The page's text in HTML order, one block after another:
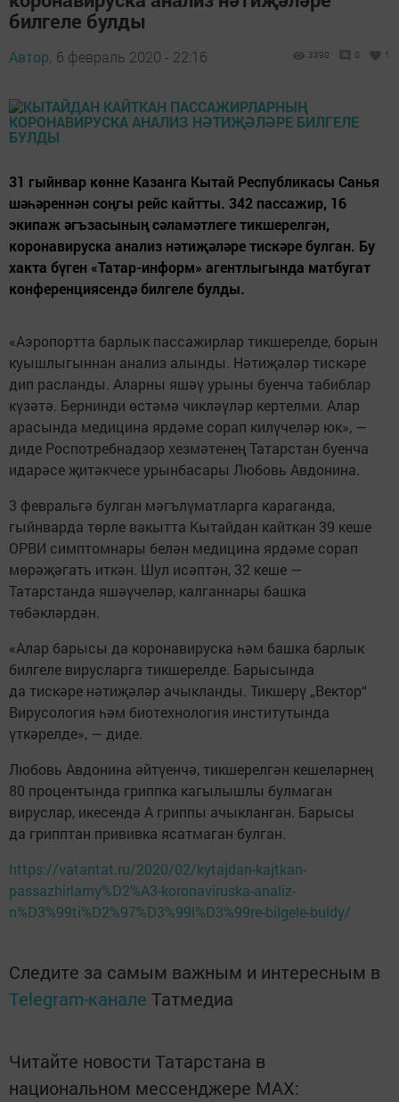
билгеле булды
Автор, 6 февраль 2020 - 22:16 3390 0 1
31 гыйнвар көнне Казанга Кытай Республикасы Санья
шәһәреннән соңгы рейс кайтты. 342 пассажир, 16
экипаж әгъзасының сәламәтлеге тикшерелгән,
коронавируска анализ нәтиҗәләре тискәре булган. Бу
хакта бүген «Татар-информ» агентлыгында матбугат
конференциясендә билгеле булды.
«Аэропортта барлык пассажирлар тикшерелде, борын
куышлыгыннан анализ алынды. Нәтиҗәләр тискәре
дип расланды. Аларны яшәү урыны буенча табиблар
күзәтә. Бернинди өстәмә чикләүләр кертелми. Алар
арасында медицина ярдәме сорап килүчеләр юк», —
диде Роспотребнадзор хезмәтенең Татарстан буенча
идарәсе җитәкчесе урынбасары Любовь Авдонина.
3 февральгә булган мәгълүматларга караганда,
гыйнварда төрле вакытта Кытайдан кайткан 39 кеше
ОРВИ симптомнары белән медицина ярдәме сорап
мөрәҗәгать иткән. Шул исәптән, 32 кеше —
Татарстанда яшәүчеләр, калганнары башка
төбәкләрдән.
«Алар барысы да коронавируска һәм башка барлык
билгеле вирусларга тикшерелде. Барысында
да тискәре нәтиҗәләр ачыкланды. Тикшерү „Вектор“
Вирусология һәм биотехнология институтында
үткәрелде», — диде.
Любовь Авдонина әйтүенчә, тикшерелгән кешеләрнең
80 процентында гриппка кагылышлы булмаган
вируслар, икесендә А гриппы ачыкланган. Барысы
да грипптан прививка ясатмаган булган.
https://vatantat.ru/2020/02/kytajdan-kajtkan-
passazhirlarny%D2%A3-koronaviruska-analiz-
n%D3%99ti%D2%97%D3%99l%D3%99re-bilgele-buldy/
Следите за самым важным и интересным в
Telegram-канале Татмедиа
Читайте новости Татарстана в
национальном мессенджере MАХ: